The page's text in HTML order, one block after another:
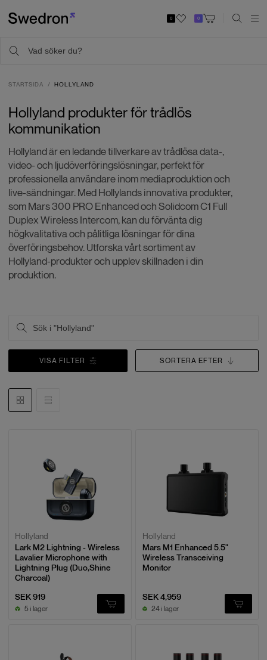
0 0
STARTSIDA HOLLYLAND
Hollyland produkter för trådlös
kommunikation
Hollyland är en ledande tillverkare av trådlösa data-,
video- och ljudöverföringslösningar, perfekt för
professionella användare inom mediaproduktion och
live-sändningar. Med Hollylands innovativa produkter,
som Mars 300 PRO Enhanced och Solidcom C1 Full
Duplex Wireless Intercom, kan du förvänta dig
högkvalitativa och pålitliga lösningar för dina
överföringsbehov. Utforska vårt sortiment av
Hollyland-produkter och upplev skillnaden i din
produktion.
VISA FILTER SORTERA EFTER
Hollyland
Lark M2 Lightning - Wireless
Lavalier Microphone with
Lightning Plug (Duo,Shine
Charcoal)
SEK 919
5 i lager
Hollyland
Mars M1 Enhanced 5.5"
Wireless Transceiving
Monitor
SEK 4,959
24 i lager